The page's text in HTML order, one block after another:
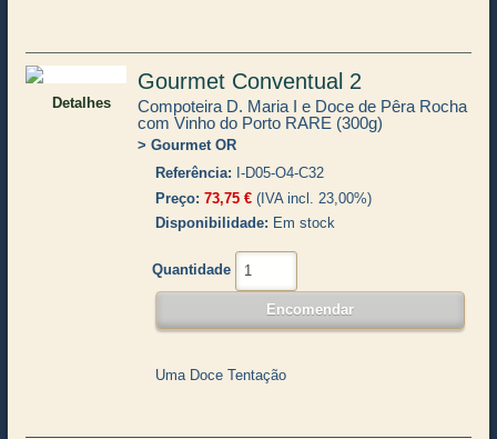
Detalhes
Gourmet Conventual 2
Compoteira D. Maria I e Doce de Pêra Rocha
com Vinho do Porto RARE (300g)
Gourmet OR
Referência
I-D05-O4-C32
Preço 73,75 €(IVA incl. 23,00%)
Disponibilidade
Em stock
Quantidade
Uma Doce Tentação